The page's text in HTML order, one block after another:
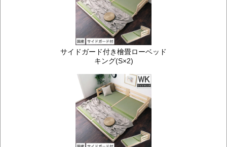
サイドガード付き檜畳ローベッド
キング(S×2)